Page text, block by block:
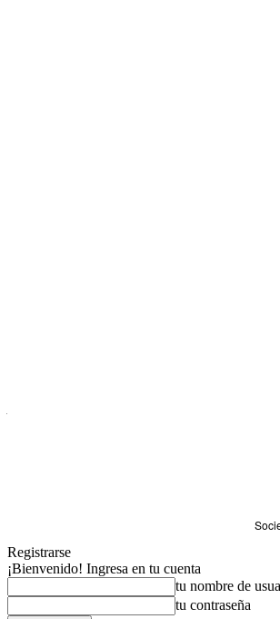
Registrarse
¡Bienvenido! Ingresa en tu cuenta
tu nombre de
tu contraseña